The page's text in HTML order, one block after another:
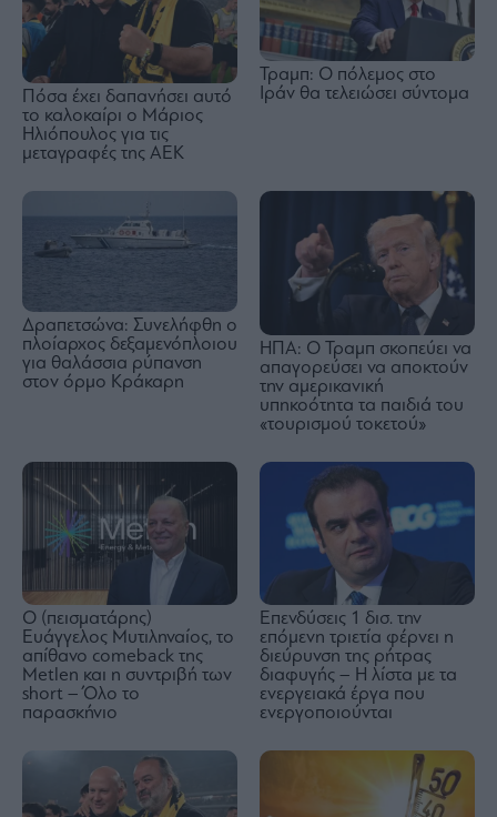
Πόσα έχει δαπανήσει αυτό
το καλοκαίρι ο Μάριος
Ηλιόπουλος για τις
μεταγραφές της ΑΕΚ
Τραμπ: Ο πόλεμος στο
Ιράν θα τελειώσει σύντομα
Δραπετσώνα: Συνελήφθη ο
πλοίαρχος δεξαμενόπλοιου
για θαλάσσια ρύπανση
στον όρμο Κράκαρη
ΗΠΑ: Ο Τραμπ σκοπεύει να
απαγορεύσει να αποκτούν
την αμερικανική
υπηκοότητα τα παιδιά του
«τουρισμού τοκετού»
Ο (πεισματάρης)
Ευάγγελος Μυτιληναίος, το
απίθανο comeback της
Μetlen και η συντριβή των
short – Όλο το
παρασκήνιο
Επενδύσεις 1 δισ. την
επόμενη τριετία φέρνει η
διεύρυνση της ρήτρας
διαφυγής – Η λίστα με τα
ενεργειακά έργα που
ενεργοποιούνται